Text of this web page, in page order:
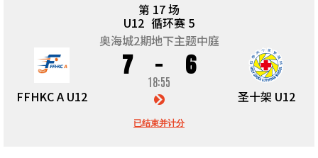
第 17 场
U12 循环赛 5
奥海城2期地下主题中庭
FFHKC A U12
7 6
18:55
已结束并计分
圣十架 U12